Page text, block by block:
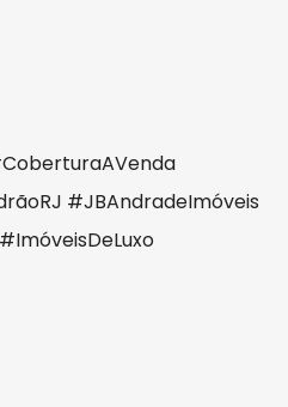
#JBAndradeImóveis